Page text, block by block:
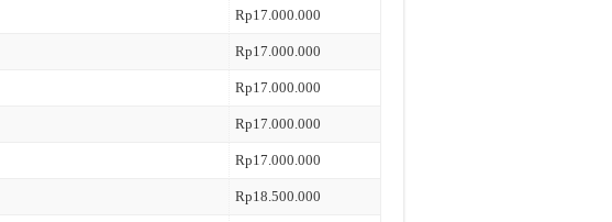
Rp17.000.000
Rp17.000.000
Rp17.000.000
Rp17.000.000
Rp17.000.000
Rp18.500.000